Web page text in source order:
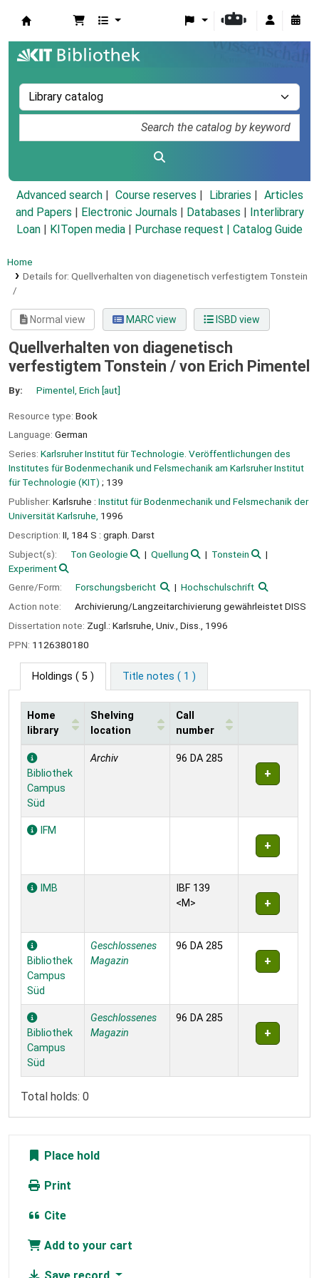
Advanced search Course reserves Libraries
Articles
and Papers
Electronic Journals Databases
Interlibrary
Loan
KITopen media Purchase request | Catalog Guide
Home
Details for: Quellverhalten von diagenetisch verfestigtem Tonstein
/
Normal view MARC view ISBD view
Quellverhalten von diagenetisch
verfestigtem Tonstein / von Erich Pimentel
By: Pimentel, Erich [aut]
Resource type: Book
Language: German
Series: Karlsruher Institut für Technologie. Veröffentlichungen des
Institutes für Bodenmechanik und Felsmechanik am Karlsruher Institut
für Technologie (KIT) ; 139
Publisher: Karlsruhe : Institut für Bodenmechanik und Felsmechanik der
Universität Karlsruhe, 1996
Description: II, 184 S : graph. Darst
Subject(s):
Ton Geologie Quellung
Tonstein
Experiment
Genre/Form:
Forschungsbericht
Hochschulschrift
Action note:
Archivierung/Langzeitarchivierung gewährleistet DISS
Dissertation note: Zugl.: Karlsruhe, Univ., Diss., 1996
PPN: 1126380180
Holdings ( 5 ) Title notes ( 1 )
Holdings
Home
library
Shelving
location
Call
number
Bibliothek
Campus
Süd
Archiv 96 DA 285
IFM
IMB
IBF 139
<M>
Bibliothek
Campus
Süd
Geschlossenes
Magazin
96 DA 285
Bibliothek
Campus
Süd
Geschlossenes
Magazin
96 DA 285
Total holds: 0
Place hold
Print
Cite
Add to your cart
Save record